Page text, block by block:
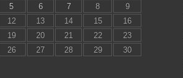
5 6 7 8
9
12 13 14 15
16
19 20 21 22
23
26 27 28 29
30